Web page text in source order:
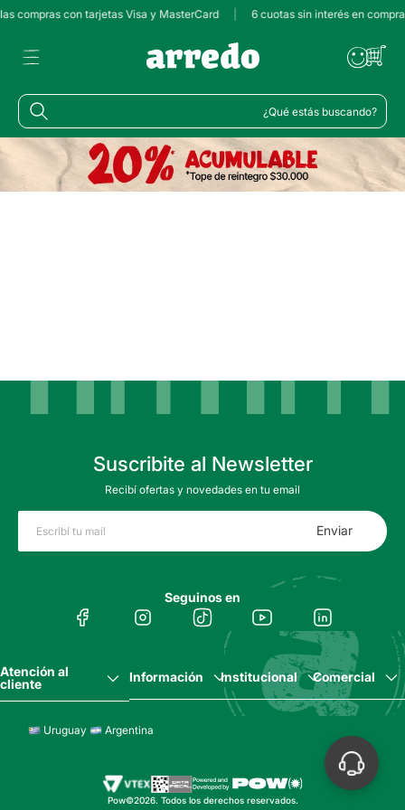
compras con tarjetas Visa y MasterCard 6 cuotas sin interés en
¿Qué estás buscando?
Suscribite al Newsletter
Recibí ofertas y novedades en tu email
Enviar
Seguinos en
Atención al
cliente
Información Institucional Comercial
Uruguay Argentina
Pow©2026. Todos los derechos reservados.